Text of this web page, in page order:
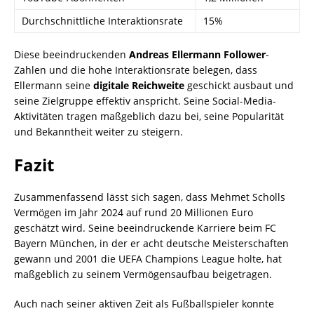
Durchschnittliche Interaktionsrate
15%
Diese beeindruckenden Andreas Ellermann Follower-
Zahlen und die hohe Interaktionsrate belegen, dass
Ellermann seine digitale Reichweite geschickt ausbaut und
seine Zielgruppe effektiv anspricht. Seine Social-Media-
Aktivitäten tragen maßgeblich dazu bei, seine Popularität
und Bekanntheit weiter zu steigern.
Fazit
Zusammenfassend lässt sich sagen, dass Mehmet Scholls
Vermögen im Jahr 2024 auf rund 20 Millionen Euro
geschätzt wird. Seine beeindruckende Karriere beim FC
Bayern München, in der er acht deutsche Meisterschaften
gewann und 2001 die UEFA Champions League holte, hat
maßgeblich zu seinem Vermögensaufbau beigetragen.
Auch nach seiner aktiven Zeit als Fußballspieler konnte